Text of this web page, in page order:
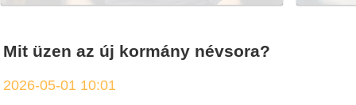
Mit üzen az új kormány névsora?
2026-05-01 10:01